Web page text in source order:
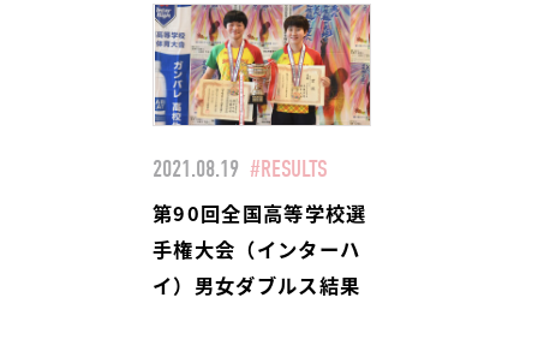
2021.08.19 #RESULTS
第90回全国高等学校選
手権大会（インターハ
イ）男女ダブルス結果